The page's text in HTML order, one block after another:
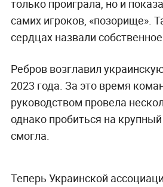
только проиграла, но и
самих игроков, «позорище».
сердцах назвали
Ребров возглавил
2023 года. За это время
руководством провела
однако пробиться на
смогла.
Теперь Украинской